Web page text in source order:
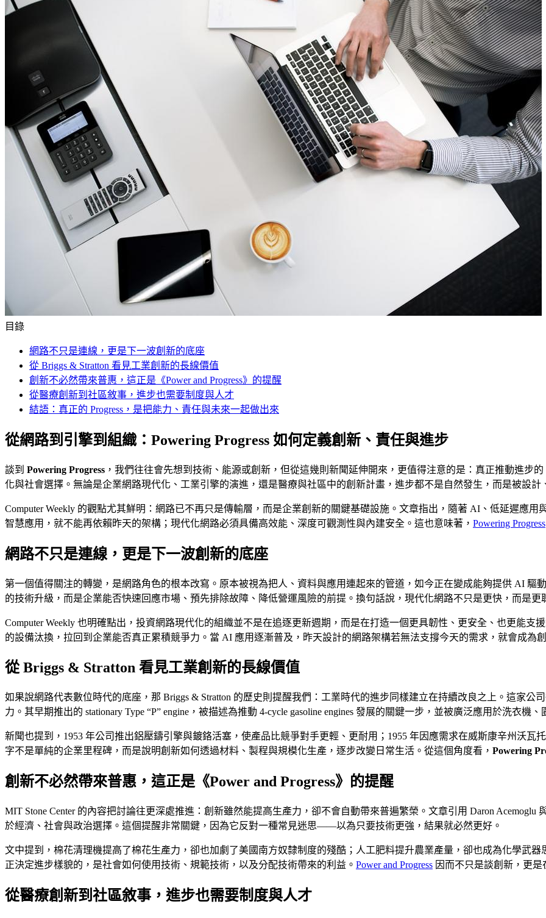
目錄
網路不只是連線，更是下一波創新的底座
從 Briggs & Stratton 看見工業創新的長線價值
創新不必然帶來普惠，這正是《Power and Progress》的提醒
從醫療創新到社區敘事，進步也需要制度與人才
結語：真正的 Progress，是把能力、責任與未來一起做出來
從網路到引擎到組織：Powering Progress 如何定義創新、責任與進步
談到 Powering Progress ，我們往往會先想到技術、能源或創新，但從這幾則新聞延伸開來，更值得注意的是：真正推動進步
化與社會選擇。無論是企業網路現代化、工業引擎的演進，還是醫療與社區中的創新計畫，進步都不是自然發生，而是被設
Computer Weekly 的觀點尤其鮮明：網路已不再只是傳輸層，而是企業創新的關鍵基礎設施。文章指出，隨著 AI、低延遲應用
智慧應用，就不能再依賴昨天的架構；現代化網路必須具備高效能、深度可觀測性與內建安全。這也意味著， Powering Progress
網路不只是連線，更是下一波創新的底座
第一個值得關注的轉變，是網路角色的根本改寫。原本被視為把人、資料與應用連起來的管道，如今正在變成能夠提供 AI 驅
的技術升級，而是企業能否快速回應市場、預先排除故障、降低營運風險的前提。換句話說，現代化網路不只是更快，而是更
Computer Weekly 也明確點出，投資網路現代化的組織並不是在追逐更新週期，而是在打造一個更具韌性、更安全、也更能
的設備汰換，拉回到企業能否真正累積競爭力。當 AI 應用逐漸普及，昨天設計的網路架構若無法支撐今天的需求，就會成為
從 Briggs & Stratton 看見工業創新的長線價值
如果說網路代表數位時代的底座，那 Briggs & Stratton 的歷史則提醒我們：工業時代的進步同樣建立在持續改良之上。這家
力。其早期推出的 stationary Type “P” engine，被描述為推動 4-cycle gasoline engines 發展的關鍵一步，並被廣泛應用於洗衣機
新聞也提到，1953 年公司推出鋁壓鑄引擎與鍍鉻活塞，使產品比競爭對手更輕、更耐用；1955 年因應需求在威斯康辛州沃瓦
字不是單純的企業里程碑，而是說明創新如何透過材料、製程與規模化生產，逐步改變日常生活。從這個角度看， Powering
創新不必然帶來普惠，這正是《Power and Progress》的提醒
MIT Stone Center 的內容把討論往更深處推進：創新雖然能提高生產力，卻不會自動帶來普遍繁榮。文章引用 Daron Acemoglu
於經濟、社會與政治選擇。這個提醒非常關鍵，因為它反對一種常見迷思——以為只要技術更強，結果就必然更好。
文中提到，棉花清理機提高了棉花生產力，卻也加劇了美國南方奴隸制度的殘酷；人工肥料提升農業產量，卻也成為化學武
正決定進步樣貌的，是社會如何使用技術、規範技術，以及分配技術帶來的利益。 Power and Progress 因而不只是談創新，更
從醫療創新到社區敘事，進步也需要制度與人才